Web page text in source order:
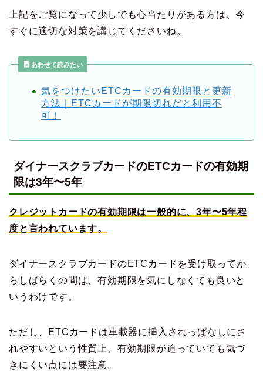
上記をご覧になって少しでも心当たりがある方は、今
すぐに適切な対策を講じてくださいね。
あわせて読みたい
気をつけたいETCカードの有効期限と更新
方法｜ETCカードが期限切れだと利用不
可！
ダイナースクラブカードのETCカードの有効期
限は3年〜5年
クレジットカードの有効期限は一般的に、3年〜5年程
度と言われています。
ダイナースクラブカードのETCカードを受け取ってか
らしばらくの間は、有効期限を気にしなくても良いと
いうわけです。
ただし、ETCカードは車載器に挿入されっぱなしにさ
れやすいという性質上、有効期限が迫っていても気づ
きにくい点には要注意。